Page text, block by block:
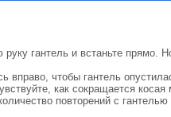
руку гантель и встаньте прямо.
вправо, чтобы гантель
как сокращается
повторений с